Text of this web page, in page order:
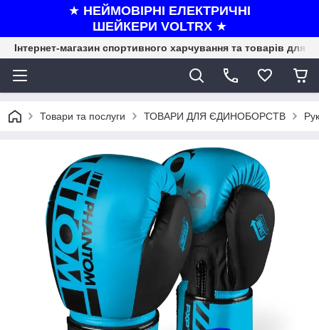
★ НЕЙМОВІРНІ ЕЛЕКТРИЧНІ
ШЕЙКЕРИ VOLTRX ★
Інтернет-магазин спортивного харчування та товарів для
Товари та послуги ТОВАРИ ДЛЯ ЄДИНОБОРСТВ